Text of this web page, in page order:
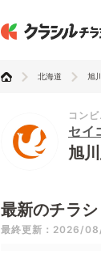
北海道 旭
コンビ
セイ
旭
最新のチラシ
最終更新：2026/